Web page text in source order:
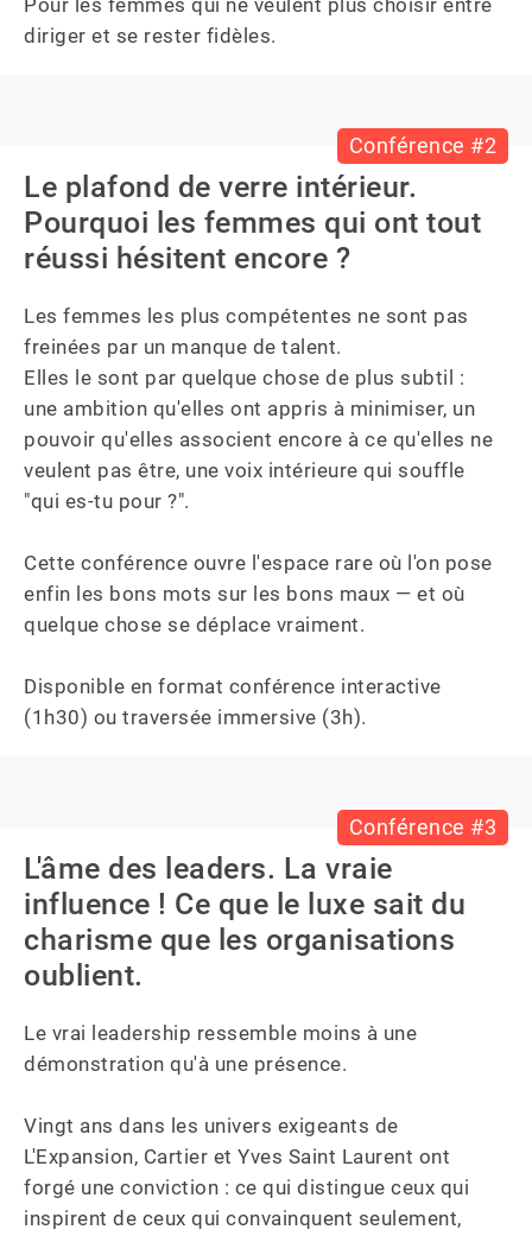
Pour les femmes qui ne veulent plus choisir entre
diriger et se rester fidèles.
Conférence #2
Le plafond de verre intérieur.
Pourquoi les femmes qui ont tout
réussi hésitent encore ?
Les femmes les plus compétentes ne sont pas
freinées par un manque de talent.
Elles le sont par quelque chose de plus subtil :
une ambition qu'elles ont appris à minimiser, un
pouvoir qu'elles associent encore à ce qu'elles ne
veulent pas être, une voix intérieure qui souffle
"qui es-tu pour ?".
Cette conférence ouvre l'espace rare où l'on pose
enfin les bons mots sur les bons maux — et où
quelque chose se déplace vraiment.
Disponible en format conférence interactive
(1h30) ou traversée immersive (3h).
Conférence #3
L'âme des leaders. La vraie
influence ! Ce que le luxe sait du
charisme que les organisations
oublient.
Le vrai leadership ressemble moins à une
démonstration qu'à une présence.
Vingt ans dans les univers exigeants de
L'Expansion, Cartier et Yves Saint Laurent ont
forgé une conviction : ce qui distingue ceux qui
inspirent de ceux qui convainquent seulement,